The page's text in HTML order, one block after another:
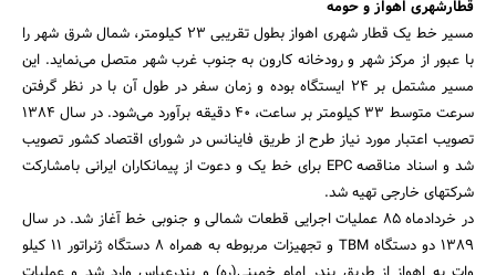
قطارشهری اهواز و حومه
مسیر خط یک قطار شهری اهواز بطول تقریبی 23 کیلومتر، شمال شرق شهر را
با عبور از مرکز شهر و رودخانه کارون به جنوب غرب شهر متصل می‌نماید. این
مسیر مشتمل بر 24 ایستگاه بوده و زمان سفر در طول آن با در نظر گرفتن
سرعت متوسط 33 کیلومتر بر ساعت، 40 دقیقه برآورد می‌شود. در سال 1384
تصویب اعتبار مورد نیاز طرح از طریق فاینانس در شورای اقتصاد کشور تصویب
شد و اسناد مناقصه EPC برای خط یک و دعوت از پیمانکاران ایرانی بامشارکت
شرکتهای خارجی تهیه شد.
در خردادماه 85 عملیات اجرایی قطعات شمالی و جنوبی خط آغاز شد. در سال
1389 دو دستگاه TBM و تجهیزات مربوطه به همراه 8 دستگاه ژنراتور 11 کیلو